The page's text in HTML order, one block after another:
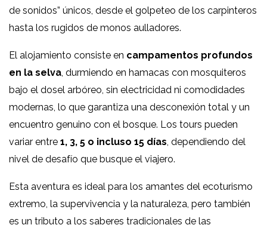
de sonidos” únicos, desde el golpeteo de los carpinteros
hasta los rugidos de monos aulladores.
El alojamiento consiste en campamentos profundos
en la selva, durmiendo en hamacas con mosquiteros
bajo el dosel arbóreo, sin electricidad ni comodidades
modernas, lo que garantiza una desconexión total y un
encuentro genuino con el bosque. Los tours pueden
variar entre 1, 3, 5 o incluso 15 días, dependiendo del
nivel de desafío que busque el viajero.
Esta aventura es ideal para los amantes del ecoturismo
extremo, la supervivencia y la naturaleza, pero también
es un tributo a los saberes tradicionales de las